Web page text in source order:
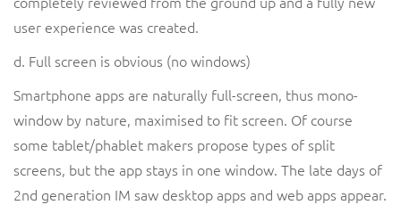
user experience was created.
d. Full screen is obvious (no windows)
Smartphone apps are naturally full-screen, thus mono-
window by nature, maximised to fit screen. Of course
some tablet/phablet makers propose types of split
screens, but the app stays in one window. The late days of
2nd generation IM saw desktop apps and web apps appear.